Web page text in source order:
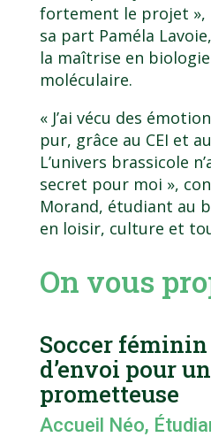
fortement le projet »,
sa part Paméla
la maîtrise en
moléculaire.
« J’ai vécu des
pur, grâce au CEI et
L’univers brassicole
secret pour moi »,
Morand, étudiant au
en loisir, culture et
On vous
Soccer féminin
d’envoi pour
prometteuse
Accueil Néo,